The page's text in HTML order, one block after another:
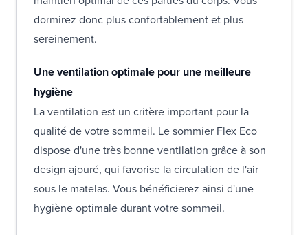
dormirez donc plus confortablement et plus
sereinement.
Une ventilation optimale pour une meilleure
hygiène
La ventilation est un critère important pour la
qualité de votre sommeil. Le sommier Flex Eco
dispose d'une très bonne ventilation grâce à son
design ajouré, qui favorise la circulation de l'air
sous le matelas. Vous bénéficierez ainsi d'une
hygiène optimale durant votre sommeil.